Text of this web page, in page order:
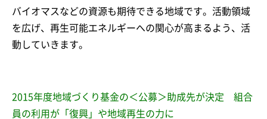
バイオマスなどの資源も期待できる地域です。活動領域
を広げ、再生可能エネルギーへの関心が高まるよう、活
動していきます。
2015年度地域づくり基金の＜公募＞助成先が決定 組合
員の利用が「復興」や地域再生の力に